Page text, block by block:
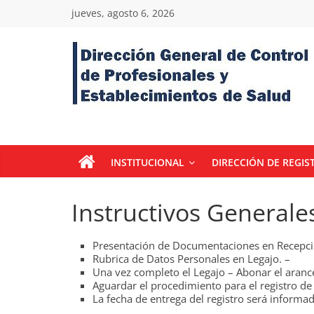
jueves, agosto 6, 2026
Dirección
de
Control
de
Profesiones,
INSTITUCIONAL DIRECCIÓN DE
Instructivos
Presentación de Documentaciones en
Rubrica de Datos Personales en Legajo. –
Una vez completo el Legajo – Abonar el
Aguardar el procedimiento para el registro
La fecha de entrega del registro será